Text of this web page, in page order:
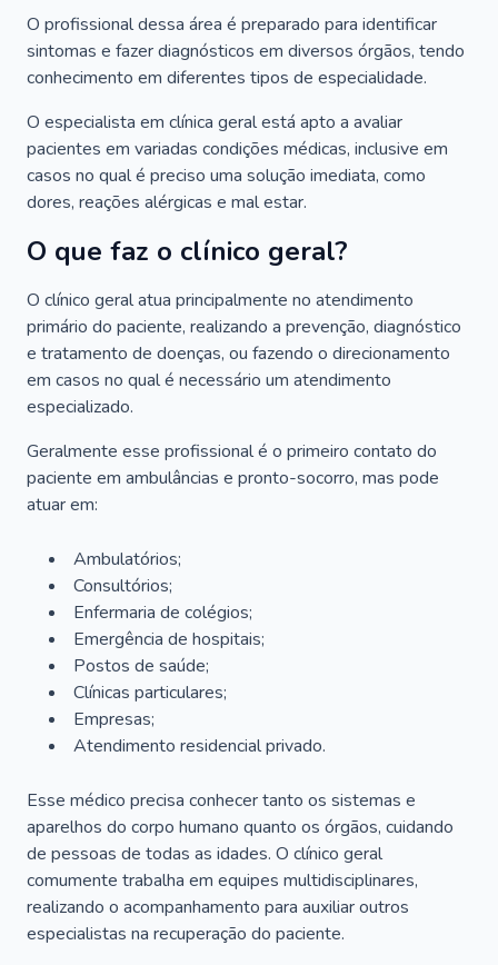
O profissional dessa área é preparado para identificar
sintomas e fazer diagnósticos em diversos órgãos, tendo
conhecimento em diferentes tipos de especialidade.
O especialista em clínica geral está apto a avaliar
pacientes em variadas condições médicas, inclusive em
casos no qual é preciso uma solução imediata, como
dores, reações alérgicas e mal estar.
O que faz o clínico geral?
O clínico geral atua principalmente no atendimento
primário do paciente, realizando a prevenção, diagnóstico
e tratamento de doenças, ou fazendo o direcionamento
em casos no qual é necessário um atendimento
especializado.
Geralmente esse profissional é o primeiro contato do
paciente em ambulâncias e pronto-socorro, mas pode
atuar em:
Ambulatórios;
Consultórios;
Enfermaria de colégios;
Emergência de hospitais;
Postos de saúde;
Clínicas particulares;
Empresas;
Atendimento residencial privado.
Esse médico precisa conhecer tanto os sistemas e
aparelhos do corpo humano quanto os órgãos, cuidando
de pessoas de todas as idades. O clínico geral
comumente trabalha em equipes multidisciplinares,
realizando o acompanhamento para auxiliar outros
especialistas na recuperação do paciente.